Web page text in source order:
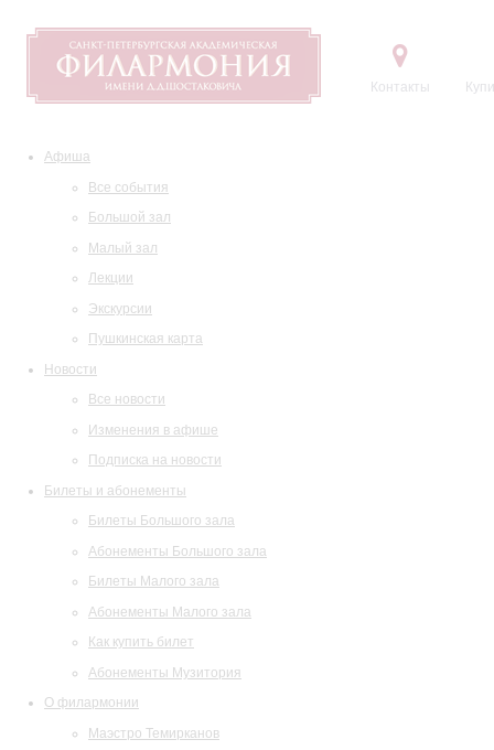
Контакты
Афиша
Все события
Большой зал
Малый зал
Лекции
Экскурсии
Пушкинская карта
Новости
Все новости
Изменения в афише
Подписка на новости
Билеты и абонементы
Билеты Большого зала
Абонементы Большого зала
Билеты Малого зала
Абонементы Малого зала
Как купить билет
Абонементы Музитория
О филармонии
Маэстро Темирканов